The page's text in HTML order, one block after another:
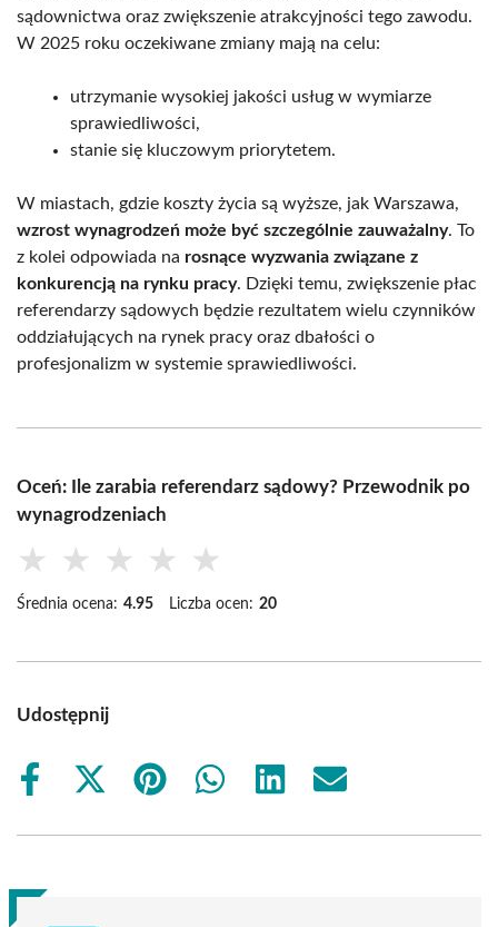
sądownictwa oraz zwiększenie atrakcyjności tego zawodu.
W 2025 roku oczekiwane zmiany mają na celu:
utrzymanie wysokiej jakości usług w wymiarze
sprawiedliwości,
stanie się kluczowym priorytetem.
W miastach, gdzie koszty życia są wyższe, jak Warszawa,
wzrost wynagrodzeń może być szczególnie zauważalny. To
z kolei odpowiada na rosnące wyzwania związane z
konkurencją na rynku pracy. Dzięki temu, zwiększenie płac
referendarzy sądowych będzie rezultatem wielu czynników
oddziałujących na rynek pracy oraz dbałości o
profesjonalizm w systemie sprawiedliwości.
Oceń: Ile zarabia referendarz sądowy? Przewodnik po
wynagrodzeniach
★ ★ ★ ★ ★
Średnia ocena: 4.95 Liczba ocen: 20
Udostępnij
Share
Share
(Twitter)
Share
Share
Share
Share